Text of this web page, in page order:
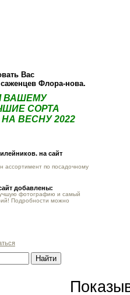
Вас
Флора-нова.
ВАШЕМУ
СОРТА
ВЕСНУ 2022
на сайт
ассортимент по посадочному
добавлены:
фотографию и самый
Подробности можно